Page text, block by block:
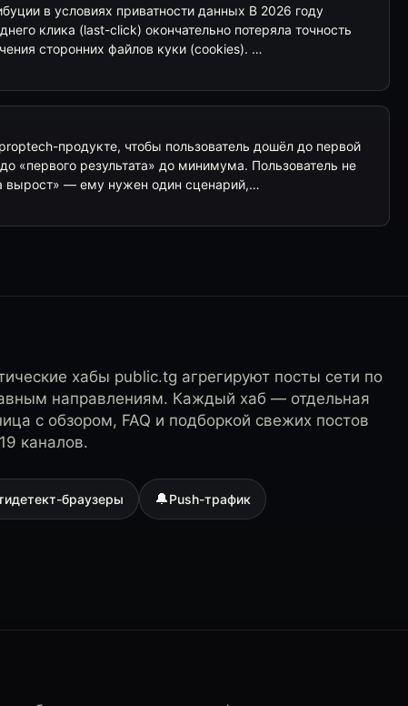
в условиях приватности данных В 2026 году
клика (last-click) окончательно потеряла точность
сторонних файлов куки (cookies). …
продукте, чтобы пользователь дошёл до первой
«первого результата» до минимума. Пользователь не
вырост» — ему нужен один сценарий,…
хабы public.tg агрегируют посты сети по
направлениям. Каждый хаб — отдельная
с обзором, FAQ и подборкой свежих постов
каналов.
браузеры 🔔Push-трафик